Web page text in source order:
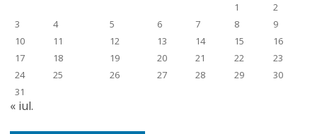
1
2
3
4 5 6 7 8
9
10
11 12 13 14 15
16
17
18 19 20 21 22
23
24
25 26 27 28 29
30
31
« iul.